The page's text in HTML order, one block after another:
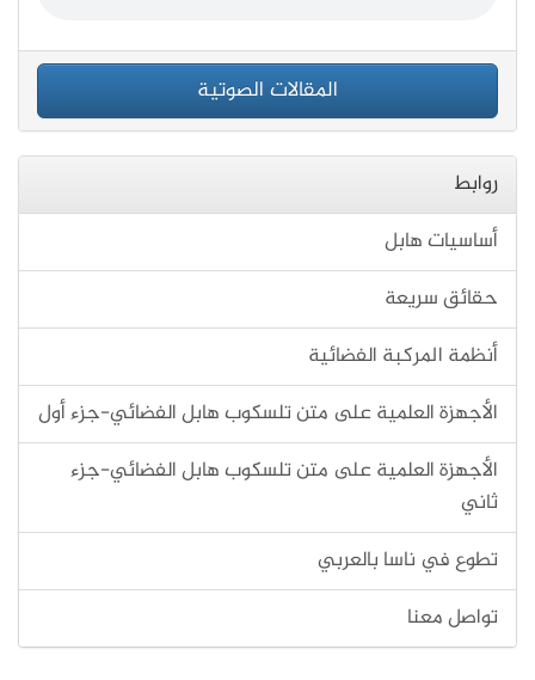
المقالات الصوتية
روابط
أساسيات هابل
حقائق سريعة
أنظمة المركبة الفضائية
الأجهزة العلمية على متن تلسكوب هابل الفضائي-جزء أول
الأجهزة العلمية على متن تلسكوب هابل الفضائي-جزء
ثاني
تطوع في ناسا بالعربي
تواصل معنا